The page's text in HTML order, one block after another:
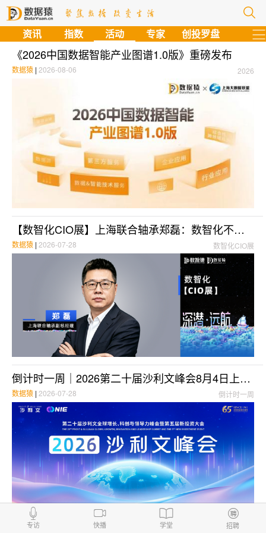
资讯 指数 活动 专家 创投罗盘
《2026中国数据智能产业图谱1.0版》重磅发布
2026
数据猿 | 2026-08-06
【数智化CIO展】上海联合轴承郑磊：数智化不是选择题——上海联轴的十八年答卷
数智化CIO展
数据猿 | 2026-07-28
倒计时一周｜2026第二十届沙利文峰会8月4日上海启幕，共赴全球增长之约
倒计时一周
数据猿 | 2026-07-28
专访 快播 学堂 招聘